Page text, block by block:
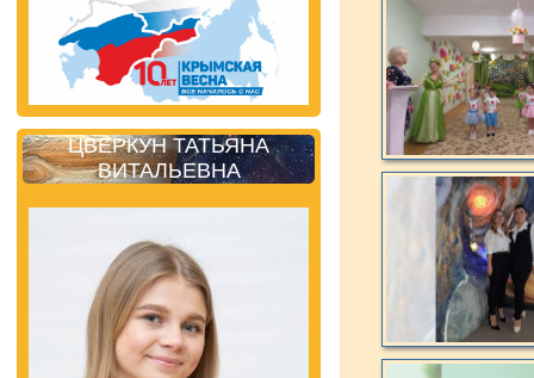
ЦВЕРКУН ТАТЬЯНА
ВИТАЛЬЕВНА